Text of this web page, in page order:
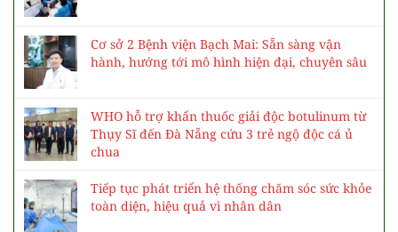
Cơ sở 2 Bệnh viện Bạch Mai: Sẵn sàng vận
hành, hướng tới mô hình hiện đại, chuyên sâu
WHO hỗ trợ khẩn thuốc giải độc botulinum từ
Thụy Sĩ đến Đà Nẵng cứu 3 trẻ ngộ độc cá ủ
chua
Tiếp tục phát triển hệ thống chăm sóc sức khỏe
toàn diện, hiệu quả vì nhân dân